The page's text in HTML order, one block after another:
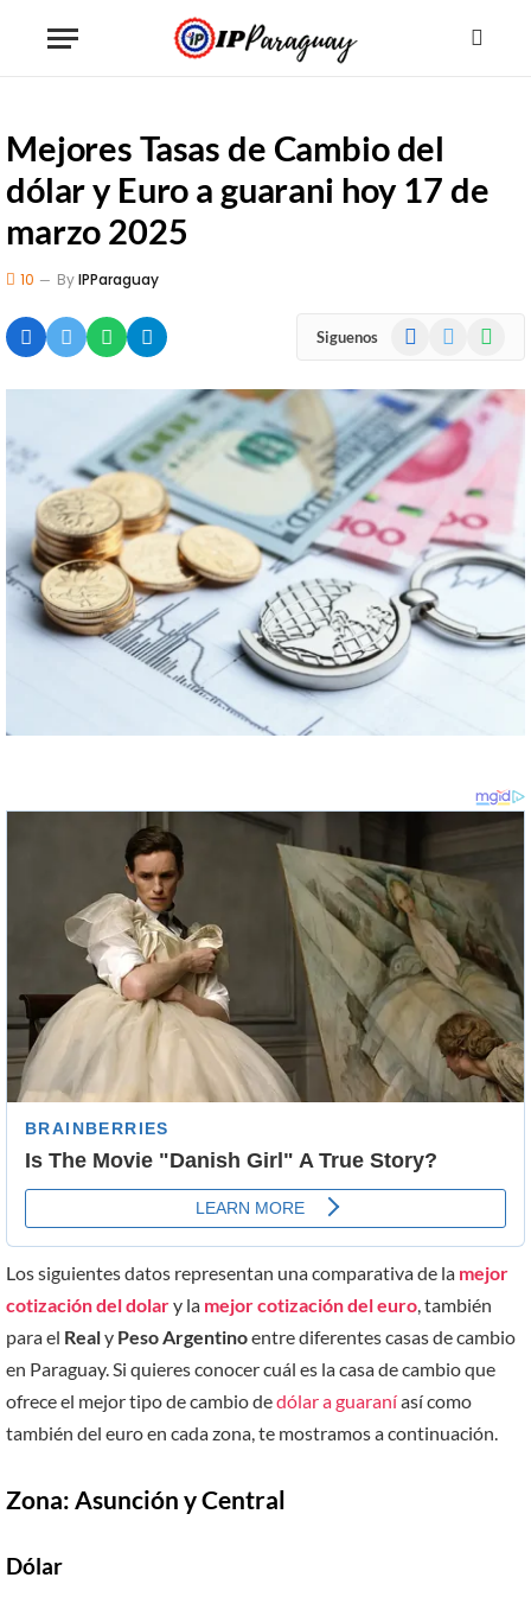
Mejores Tasas de Cambio del
dólar y Euro a guarani hoy 17 de
marzo 2025
10 ByIPParaguay
Siguenos Facebook
Los siguientes datos representan una comparativa de la mejor
cotización del dolary la mejor cotización del euro, también
para el Realy Peso Argentinoentre diferentes casas de cambio
en Paraguay. Si quieres conocer cuál es la casa de cambio que
ofrece el mejor tipo de cambio dedólar a guaraníasí como
también del euro en cada zona, te mostramos a continuación.
Zona: Asunción y Central
Dólar